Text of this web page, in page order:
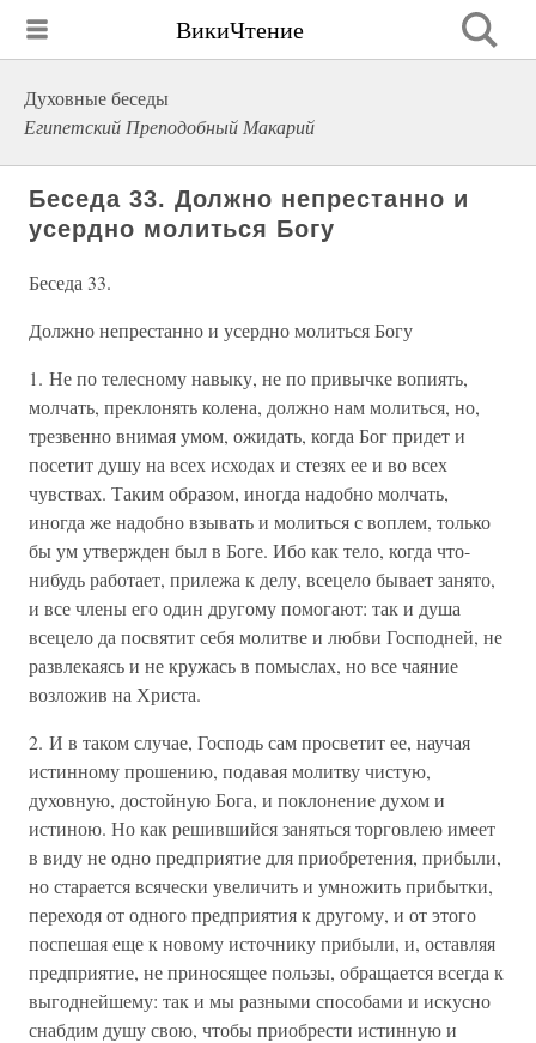
ВикиЧтение
Духовные беседы
Египетский Преподобный Макарий
Беседа 33. Должно непрестанно и
усердно молиться Богу
Беседа 33.
Должно непрестанно и усердно молиться Богу
1. Не по телесному навыку, не по привычке вопиять,
молчать, преклонять колена, должно нам молиться, но,
трезвенно внимая умом, ожидать, когда Бог придет и
посетит душу на всех исходах и стезях ее и во всех
чувствах. Таким образом, иногда надобно молчать,
иногда же надобно взывать и молиться с воплем, только
бы ум утвержден был в Боге. Ибо как тело, когда что-
нибудь работает, прилежа к делу, всецело бывает занято,
и все члены его один другому помогают: так и душа
всецело да посвятит себя молитве и любви Господней, не
развлекаясь и не кружась в помыслах, но все чаяние
возложив на Христа.
2. И в таком случае, Господь сам просветит ее, научая
истинному прошению, подавая молитву чистую,
духовную, достойную Бога, и поклонение духом и
истиною. Но как решившийся заняться торговлею имеет
в виду не одно предприятие для приобретения, прибыли,
но старается всячески увеличить и умножить прибытки,
переходя от одного предприятия к другому, и от этого
поспешая еще к новому источнику прибыли, и, оставляя
предприятие, не приносящее пользы, обращается всегда к
выгоднейшему: так и мы разными способами и искусно
снабдим душу свою, чтобы приобрести истинную и